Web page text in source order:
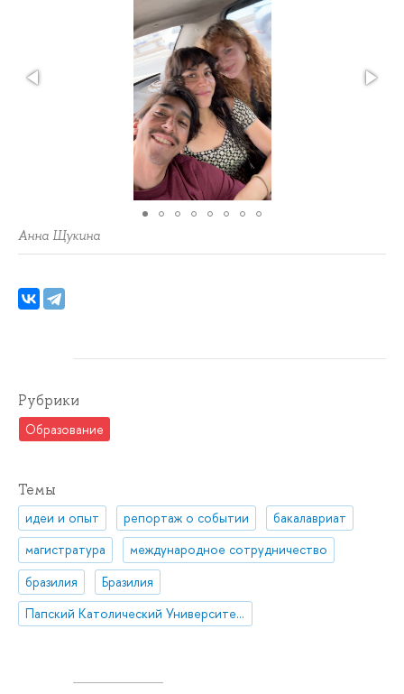
Анна Щукина
Рубрики
Образование
Темы
идеи и опыт репортаж о событии
бакалавриат
магистратура
международное сотрудничество
бразилия
Бразилия
Папский Католический Университет Рио-де-Жанейро